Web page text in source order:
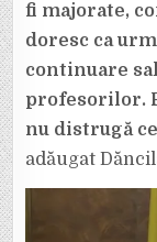
fi majorate,
doresc ca
continuare
profesorilor.
nu distrugă
adăugat